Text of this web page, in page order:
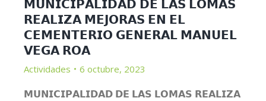
𝗠𝗨𝗡𝗜𝗖𝗜𝗣𝗔𝗟𝗜𝗗𝗔𝗗 𝗗𝗘 𝗟𝗔𝗦 𝗟𝗢𝗠𝗔𝗦
𝗥𝗘𝗔𝗟𝗜𝗭𝗔 𝗠𝗘𝗝𝗢𝗥𝗔𝗦 𝗘𝗡 𝗘𝗟
𝗖𝗘𝗠𝗘𝗡𝗧𝗘𝗥𝗜𝗢 𝗚𝗘𝗡𝗘𝗥𝗔𝗟 𝗠𝗔𝗡𝗨𝗘𝗟
𝗩𝗘𝗚𝗔 𝗥𝗢𝗔
Actividades 6 octubre, 2023
𝗠𝗨𝗡𝗜𝗖𝗜𝗣𝗔𝗟𝗜𝗗𝗔𝗗 𝗗𝗘 𝗟𝗔𝗦 𝗟𝗢𝗠𝗔𝗦 𝗥𝗘𝗔𝗟𝗜𝗭𝗔